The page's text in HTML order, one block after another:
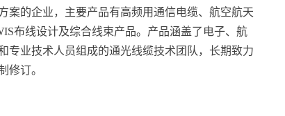
案的企业，主要产品有高频用通信电缆、航空航天
布线设计及综合线束产品。产品涵盖了电子、航
专业技术人员组成的通光线缆技术团队，长期致力
修订。